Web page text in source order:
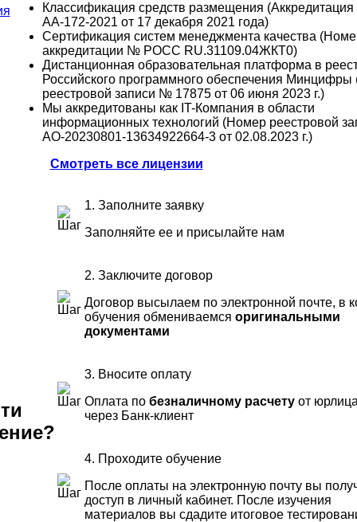
Классификация средств размещения
АА-172-2021 от 17 декабря 2021 года)
Сертификация систем менеджмента качества
аккредитации № РОСС RU.31109.04ЖКТ0)
Дистанционная образовательная платформа в
Российского программного обеспечения
реестровой записи № 17875 от 06 июня 2023 г.)
Мы аккредитованы как IT-Компания в области
информационных технологий (Номер реестровой
АО-20230801-13634922664-3 от 02.08.2023 г.)
Смотреть все лицензии
1. Заполните заявку
Заполняйте ее и присылайте нам
2. Заключите договор
Договор высылаем по электронной почте, в
обучения обмениваемся оригинальными
документами
3. Вносите оплату
Оплата по безналичному расчетуот
через Банк-клиент
4. Проходите обучение
После оплаты на электронную почту вы
доступ в личный кабинет. После изучения
материалов вы сдадите итоговое